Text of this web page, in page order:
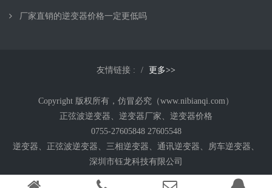
厂家直销的逆变器价格一定更低吗
友情链接 : 更多>>
Copyright 版权所有，仿冒必究（www.nibianqi.com）
正弦波逆变器、逆变器厂家、逆变器价格
0755-27605848 27605548
逆变器、正弦波逆变器、三相逆变器、通讯逆变器、房车逆变器、
深圳市钰龙科技有限公司